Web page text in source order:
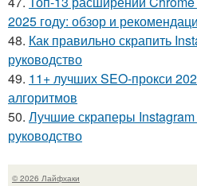
2025 году: обзор и
48. Как правильно скрапить
руководство
49. 11+ лучших SEO-прокси
алгоритмов
50. Лучшие скраперы
руководство
© 2026 Лайфхаки